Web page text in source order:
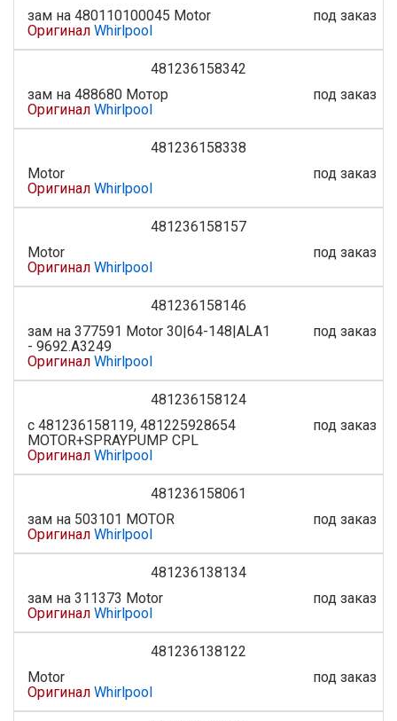
зам на 480110100045 Motor
Оригинал Whirlpool
под заказ
481236158342
зам на 488680 Мотор
Оригинал Whirlpool
под заказ
481236158338
Motor
Оригинал Whirlpool
под заказ
481236158157
Motor
Оригинал Whirlpool
под заказ
481236158146
зам на 377591 Motor 30|64-148|ALA1
- 9692.A3249
Оригинал Whirlpool
под заказ
481236158124
с 481236158119, 481225928654
MOTOR+SPRAYPUMP CPL
Оригинал Whirlpool
под заказ
481236158061
зам на 503101 MOTOR
Оригинал Whirlpool
под заказ
481236138134
зам на 311373 Motor
Оригинал Whirlpool
под заказ
481236138122
Motor
Оригинал Whirlpool
под заказ